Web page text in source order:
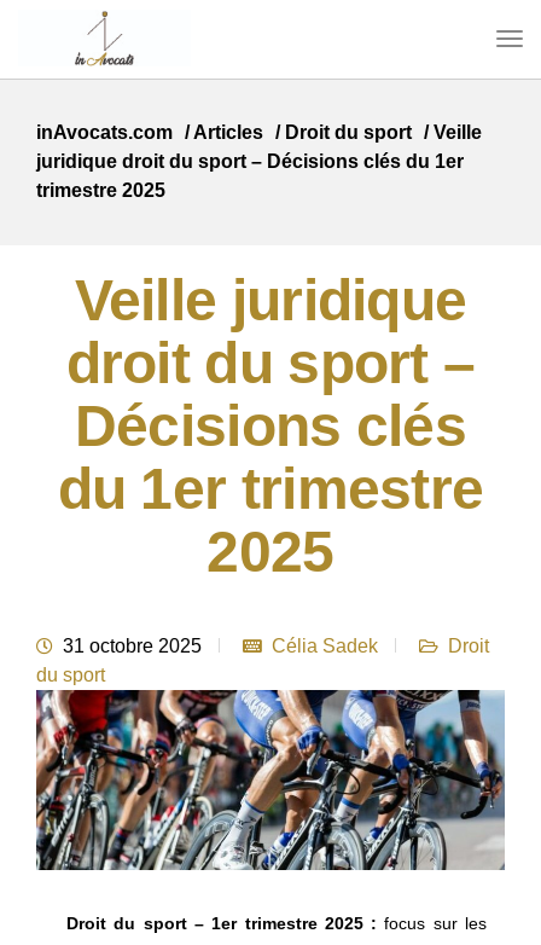
inAvocats.com /Articles / Droit du sport /Veille
juridique droit du sport – Décisions clés du 1er
trimestre 2025
Veille juridique
droit du sport –
Décisions clés
du 1er trimestre
2025
31 octobre 2025 Célia Sadek
Droit
du sport
Droit du sport – 1er trimestre 2025 : focus sur les